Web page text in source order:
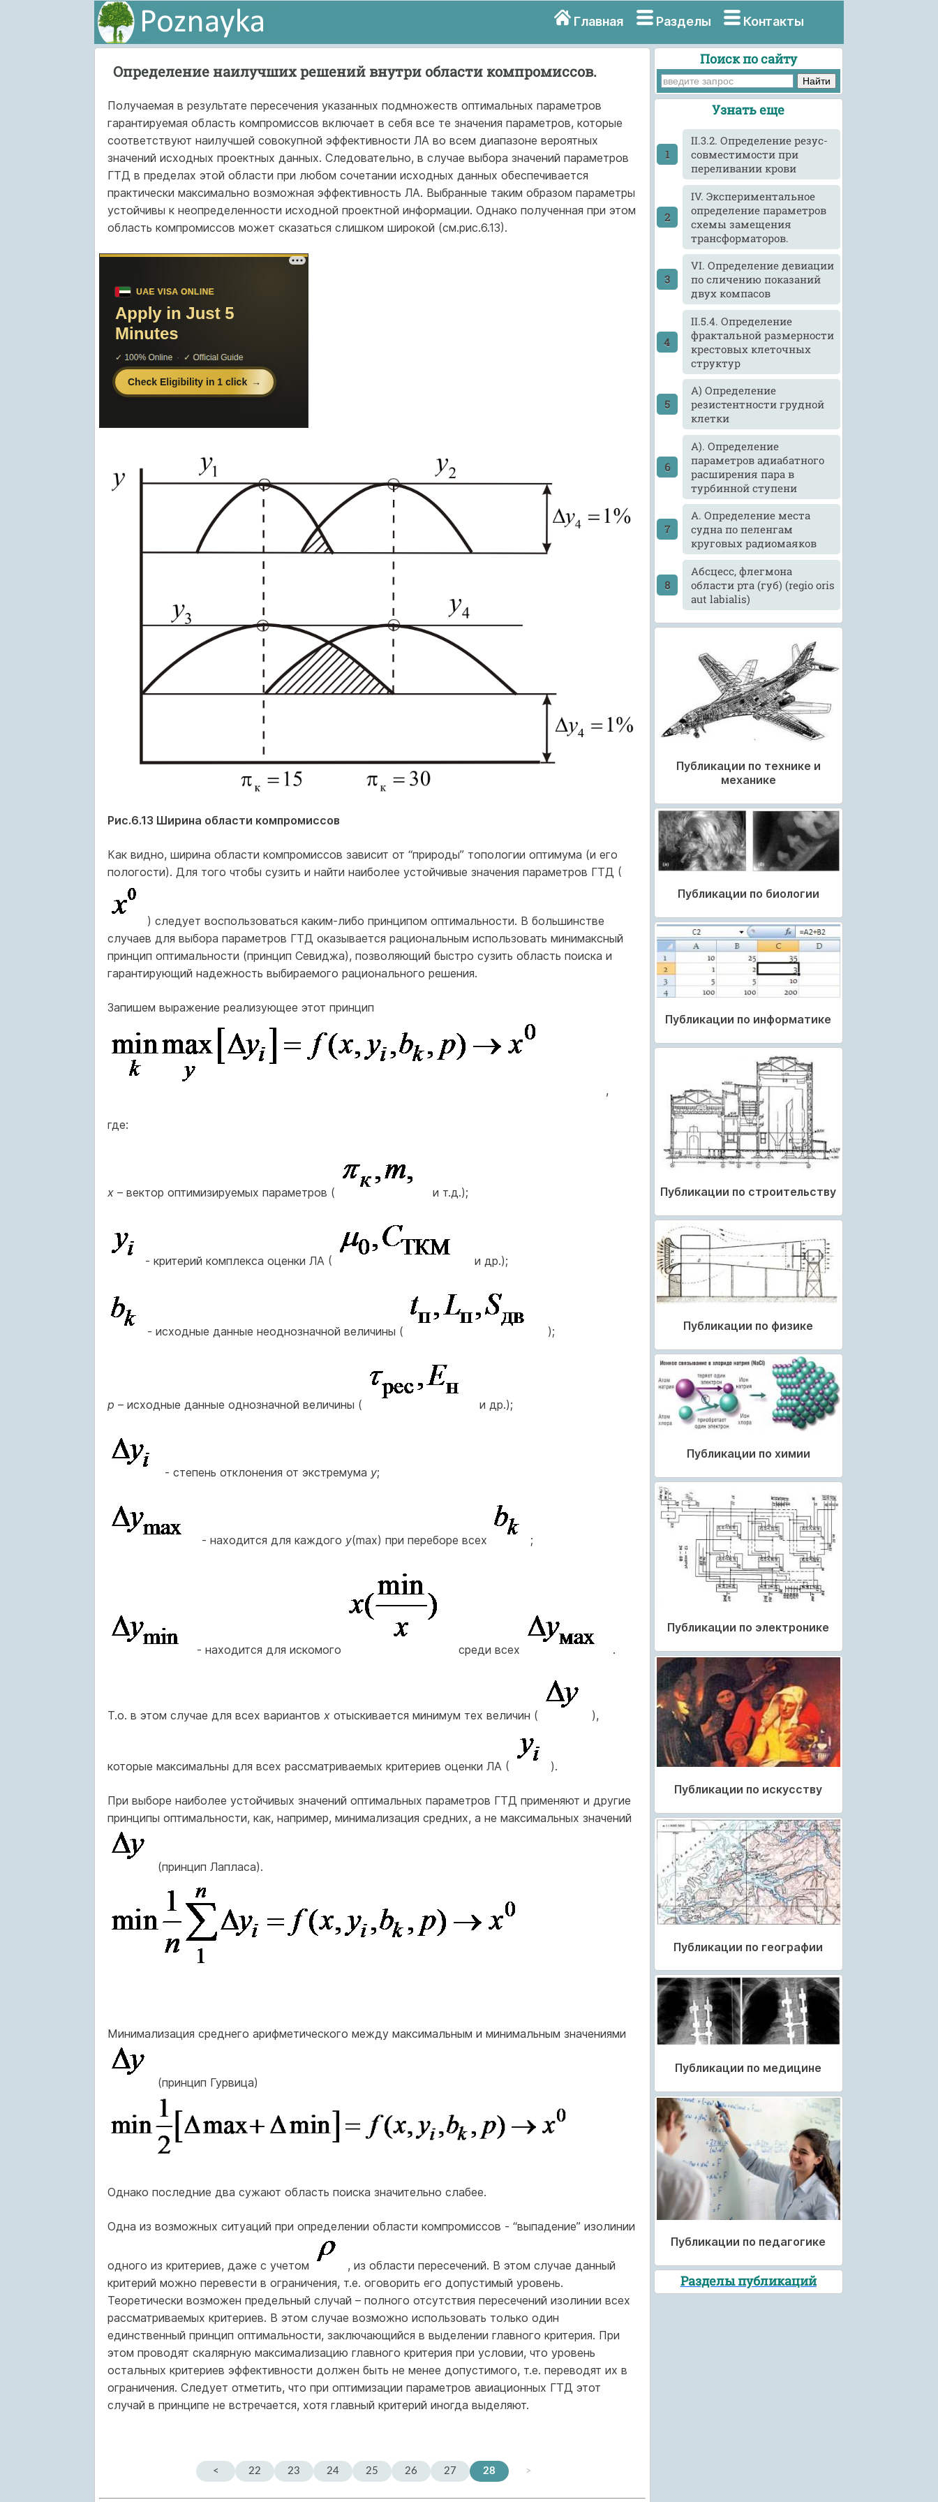
Главная Разделы Контакты
Определение наилучших решений внутри области компромиссов.
Получаемая в результате пересечения указанных подмножеств оптимальных параметров
гарантируемая область компромиссов включает в себя все те значения параметров, которые
соответствуют наилучшей совокупной эффективности ЛА во всем диапазоне вероятных
значений исходных проектных данных. Следовательно, в случае выбора значений параметров
ГТД в пределах этой области при любом сочетании исходных данных обеспечивается
практически максимально возможная эффективность ЛА. Выбранные таким образом параметры
устойчивы к неопределенности исходной проектной информации. Однако полученная при этом
область компромиссов может сказаться слишком широкой (см.рис.6.13).
Рис.6.13 Ширина области компромиссов
Как видно, ширина области компромиссов зависит от “природы” топологии оптимума (и его
пологости). Для того чтобы сузить и найти наиболее устойчивые значения параметров ГТД (
) следует воспользоваться каким-либо принципом оптимальности. В большинстве
случаев для выбора параметров ГТД оказывается рациональным использовать минимаксный
принцип оптимальности (принцип Севиджа), позволяющий быстро сузить область поиска и
гарантирующий надежность выбираемого рационального решения.
Запишем выражение реализующее этот принцип
,
где:
х – вектор оптимизируемых параметров ( и т.д.);
- критерий комплекса оценки ЛА ( и др.);
- исходные данные неоднозначной величины ( );
p – исходные данные однозначной величины ( и др.);
- степень отклонения от экстремума y;
- находится для каждого y(max) при переборе всех ;
- находится для искомого среди всех .
Т.о. в этом случае для всех вариантов xотыскивается минимум тех величин ( ),
которые максимальны для всех рассматриваемых критериев оценки ЛА ( ).
При выборе наиболее устойчивых значений оптимальных параметров ГТД применяют и другие
принципы оптимальности, как, например, минимализация средних, а не максимальных значений
(принцип Лапласа).
Минимализация среднего арифметического между максимальным и минимальным значениями
(принцип Гурвица)
Однако последние два сужают область поиска значительно слабее.
Одна из возможных ситуаций при определении области компромиссов - “выпадение” изолинии
одного из критериев, даже с учетом
, из области пересечений. В этом случае данный
критерий можно перевести в ограничения, т.е. оговорить его допустимый уровень.
Теоретически возможен предельный случай – полного отсутствия пересечений изолинии всех
рассматриваемых критериев. В этом случае возможно использовать только один
единственный принцип оптимальности, заключающийся в выделении главного критерия. При
этом проводят скалярную максимализацию главного критерия при условии, что уровень
остальных критериев эффективности должен быть не менее допустимого, т.е. переводят их в
ограничения. Следует отметить, что при оптимизации параметров авиационных ГТД этот
случай в принципе не встречается, хотя главный критерий иногда выделяют.
< 22 23 24 25 26 27 28 >
Поиск по сайту
Узнать еще
II.3.2. Определение резус-
совместимости при
переливании крови
IV. Экспериментальное
определение параметров
схемы замещения
трансформаторов.
VI. Определение девиации
по сличению показаний
двух компасов
ІІ.5.4. Определение
фрактальной размерности
крестовых клеточных
структур
А) Определение
резистентности грудной
клетки
А). Определение
параметров адиабатного
расширения пара в
турбинной ступени
А. Определение места
судна по пеленгам
круговых радиомаяков
Абсцесс, флегмона
области рта (губ) (regio oris
aut labialis)
Публикации по технике и
механике
Публикации по биологии
Публикации по информатике
Публикации по строительству
Публикации по физике
Публикации по химии
Публикации по электронике
Публикации по искусству
Публикации по географии
Публикации по медицине
Публикации по педагогике
Разделы публикаций